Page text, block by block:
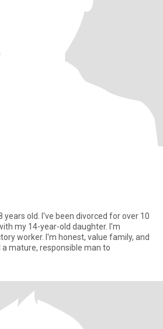
years old. I've been divorced for over 10
my 14-year-old daughter. I'm
worker. I'm honest, value family, and
a mature, responsible man to